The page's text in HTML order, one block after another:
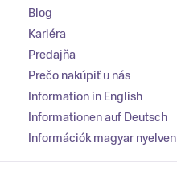
Blog
Kariéra
Predajňa
Prečo nakúpiť u nás
Information in English
Informationen auf Deutsch
Információk magyar nyelven